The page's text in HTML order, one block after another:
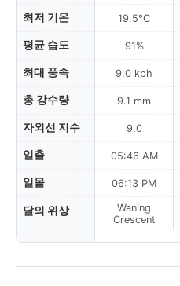
최저 기온
평균 습도
최대 풍속
총 강수량
자외선 지수
일출
일몰
달의 위상
19.5°C
91%
9.0 kph
9.1 mm
9.0
05:46 AM
06:13 PM
Waning
Crescent